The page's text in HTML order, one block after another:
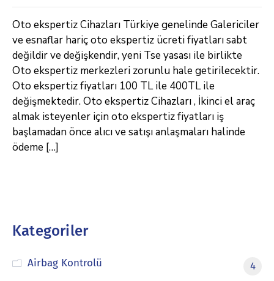
Oto ekspertiz Cihazları Türkiye genelinde Galericiler
ve esnaflar hariç oto ekspertiz ücreti fiyatları sabt
değildir ve değişkendir, yeni Tse yasası ile birlikte
Oto ekspertiz merkezleri zorunlu hale getirilecektir.
Oto ekspertiz fiyatları 100 TL ile 400TL ile
değişmektedir. Oto ekspertiz Cihazları , İkinci el araç
almak isteyenler için oto ekspertiz fiyatları iş
başlamadan önce alıcı ve satışı anlaşmaları halinde
ödeme […]
Kategoriler
Airbag Kontrolü
4